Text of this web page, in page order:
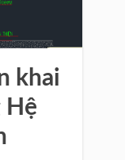
khai
Hệ